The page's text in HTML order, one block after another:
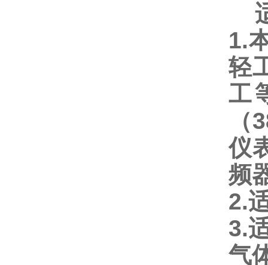
1.
轻
工
仪
频
2.
3.
气